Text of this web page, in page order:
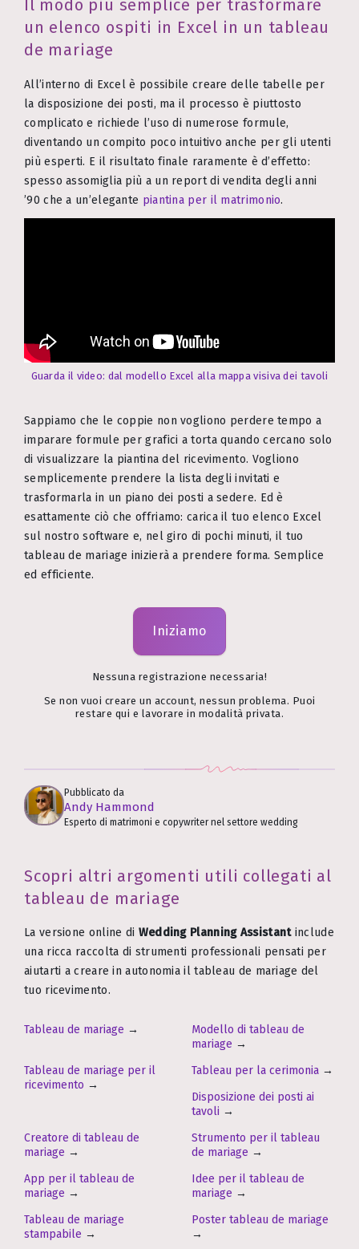
Il modo più semplice per trasformare
un elenco ospiti in Excel in un tableau
de mariage
All’interno di Excel è possibile creare delle tabelle per
la disposizione dei posti, ma il processo è piuttosto
complicato e richiede l’uso di numerose formule,
diventando un compito poco intuitivo anche per gli utenti
più esperti. E il risultato finale raramente è d’effetto:
spesso assomiglia più a un report di vendita degli anni
’90 che a un’elegante piantina per il matrimonio.
Guarda il video: dal modello Excel alla mappa visiva dei tavoli
Sappiamo che le coppie non vogliono perdere tempo a
imparare formule per grafici a torta quando cercano solo
di visualizzare la piantina del ricevimento. Vogliono
semplicemente prendere la lista degli invitati e
trasformarla in un piano dei posti a sedere. Ed è
esattamente ciò che offriamo: carica il tuo elenco Excel
sul nostro software e, nel giro di pochi minuti, il tuo
tableau de mariage inizierà a prendere forma. Semplice
ed efficiente.
Iniziamo
Nessuna registrazione necessaria!
Se non vuoi creare un account, nessun problema. Puoi
restare qui e lavorare in modalità privata.
Pubblicato da
Andy Hammond
Esperto di matrimoni e copywriter nel settore wedding
Scopri altri argomenti utili collegati al
tableau de mariage
La versione online di Wedding Planning Assistantinclude
una ricca raccolta di strumenti professionali pensati per
aiutarti a creare in autonomia il tableau de mariage del
tuo ricevimento.
Tableau de mariage →
Modello di tableau de
mariage →
Tableau de mariage per il
ricevimento →
Tableau per la cerimonia →
Disposizione dei posti ai
tavoli →
Creatore di tableau de
mariage →
Strumento per il tableau
de mariage →
App per il tableau de
mariage →
Idee per il tableau de
mariage →
Tableau de mariage
stampabile →
Poster tableau de mariage
→